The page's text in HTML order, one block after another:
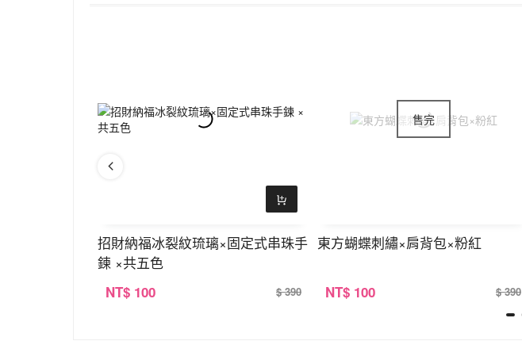
招財納福冰裂紋琉璃×固定式串珠手
鍊 ×共五色
NT$ 100 $ 390
東方蝴蝶刺繡×肩背包×粉紅
NT$ 100 $ 390